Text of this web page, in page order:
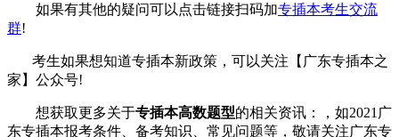
如果有其他的疑问可以点击链接扫码加专插本考生交流
群!
考生如果想知道专插本新政策，可以关注【广东专插本之
家】公众号!
想获取更多关于专插本高数题型的相关资讯：，如2021广
东专插本报考条件、备考知识、常见问题等，敬请关注广东专